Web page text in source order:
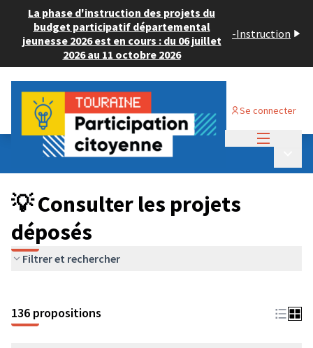
La phase d'instruction des projets du
budget participatif départemental
jeunesse 2026 est en cours : du 06 juillet
2026 au 11 octobre 2026
-Instruction
Se connecter
Budget Participatif JEUNESSE 2024
💡 Consulter les projets déposés
💡 Consulter les projets
déposés
Filtrer et rechercher
136 propositions